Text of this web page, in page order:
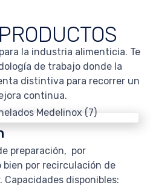
la industria alimenticia. Te
de trabajo donde la
distintiva para recorrer un
continua.
preparación, por
por recirculación de
Capacidades disponibles: